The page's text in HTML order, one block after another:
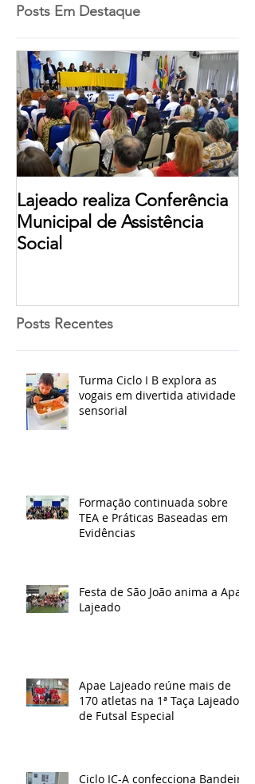
Posts Em Destaque
Lajeado realiza Conferência
Municipal de Assistência
Social
Posts Recentes
Turma Ciclo I B explora as
vogais em divertida atividade
sensorial
Formação continuada sobre
TEA e Práticas Baseadas em
Evidências
Festa de São João anima a Apae
Lajeado
Apae Lajeado reúne mais de
170 atletas na 1ª Taça Lajeado
de Futsal Especial
Ciclo IC-A confecciona Bandeira